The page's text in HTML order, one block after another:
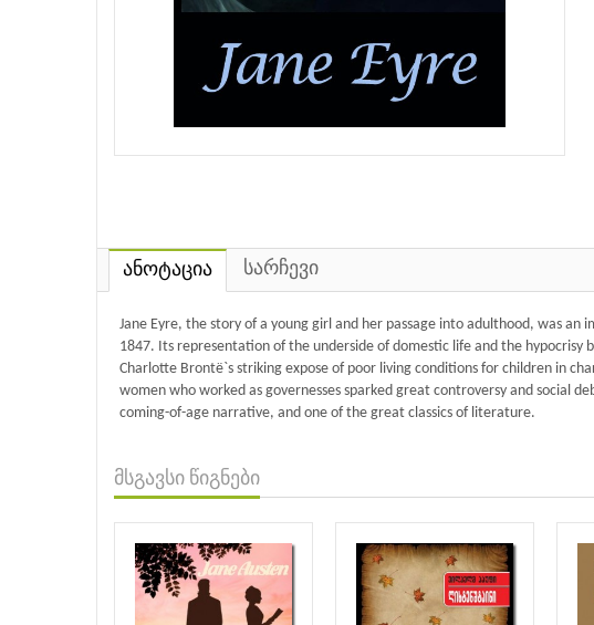
ანოტაცია სარჩევი
Jane Eyre, the story of a young girl and her passage into adulthood, was
1847. Its representation of the underside of domestic life and the
Charlotte Brontë`s striking expose of poor living conditions for children in
women who worked as governesses sparked great controversy and social
coming-of-age narrative, and one of the great classics of literature.
მსგავსი წიგნები